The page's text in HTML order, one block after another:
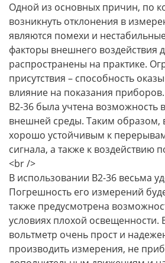
Одной из основных причин, по
возникнуть отклонения в
являются помехи и
факторы внешнего воздействия
распространены на практике.
присутствия – способность
влияние на показания
В2-36 была учтена возможность
внешней среды. Таким образом,
хорошо устойчивым к
сигнала, а также к воздействию
<br />
В использовании В2-36 весьма
Погрешность его измерений
также предусмотрена
условиях плохой освещенности.
вольтметр очень прост и
производить измерения, не